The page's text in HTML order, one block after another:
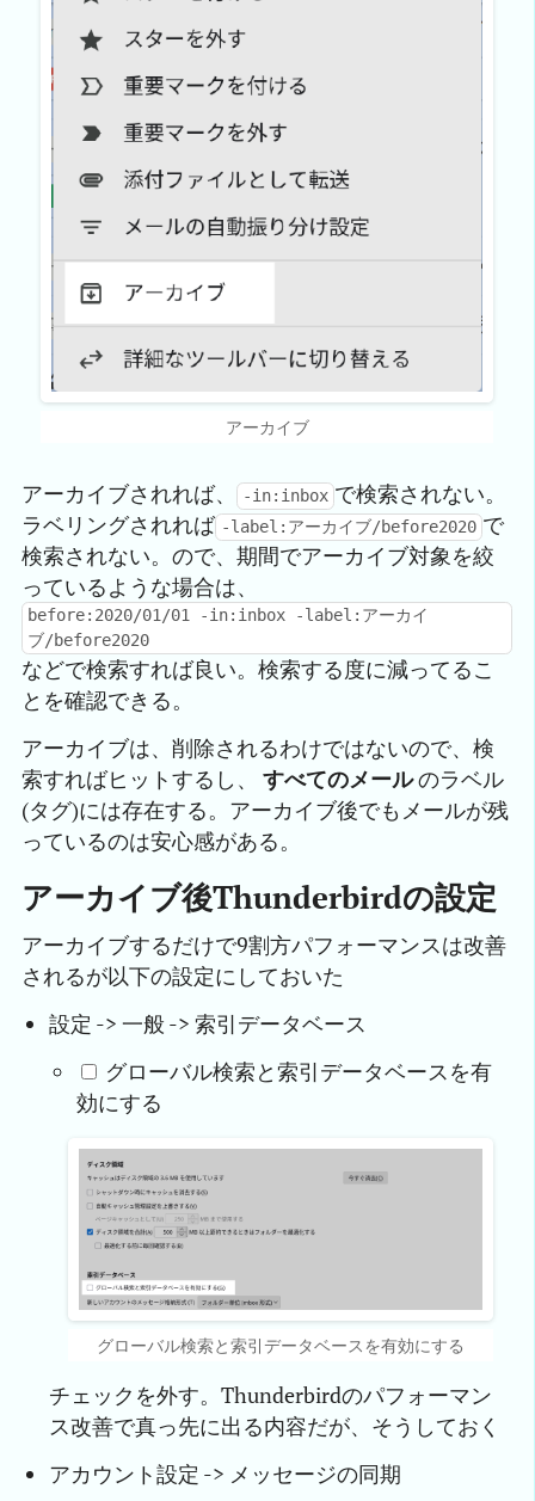
アーカイブ
アーカイブされれば、 -in:inbox で検索されない。
ラベリングされれば -label:アーカイブ/before2020 で
検索されない。ので、期間でアーカイブ対象を絞
っているような場合は、
before:2020/01/01 -in:inbox -label:アーカイ
ブ/before2020
などで検索すれば良い。検索する度に減ってるこ
とを確認できる。
アーカイブは、削除されるわけではないので、検
索すればヒットするし、 すべてのメールのラベル
(タグ)には存在する。アーカイブ後でもメールが残
っているのは安心感がある。
アーカイブ後Thunderbirdの設定
アーカイブするだけで9割方パフォーマンスは改善
されるが以下の設定にしておいた
設定 -> 一般 -> 索引データベース
グローバル検索と索引データベースを有
効にする
グローバル検索と索引データベースを有効にする
チェックを外す。Thunderbirdのパフォーマン
ス改善で真っ先に出る内容だが、そうしておく
アカウント設定 -> メッセージの同期